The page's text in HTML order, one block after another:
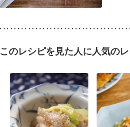
このレシピを見た人に人気の